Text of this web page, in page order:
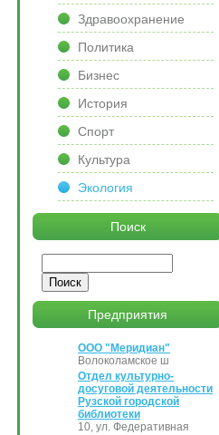
Здравоохранение
Политика
Бизнес
История
Спорт
Культура
Экология
Поиск
Предприятия
ООО "Меридиан"
Волоколамское ш
Отдел культурно-
досуговой деятельности
Рузской городской
библиотеки
10, ул. Федеративная